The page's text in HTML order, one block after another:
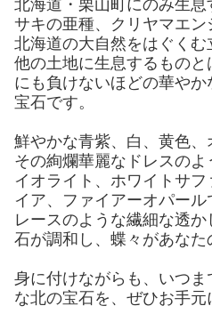
北海道・栗山町にのみ生
サキの亜種、クリヤマエン
北海道の大自然をはぐくむ
他の土地に生息するもの
にも負けないほどの華や
宝石です。
鮮やかな青紫、白、黄色、
その絢爛華麗なドレスの
イオライト、ホワイトサ
イア、ファイアーオパール
レースのような繊細な透
石が調和し、蝶々があなた
身に付けながらも、いつ
な北の宝石を、ぜひお手元